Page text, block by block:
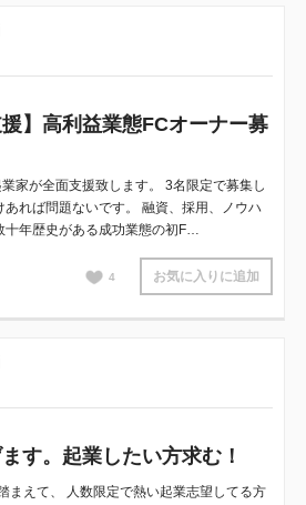
援】高利益業態FCオーナー募
家が全面支援致します。 3名限定で募集し
あれば問題ないです。 融資、採用、ノウハ
十年歴史がある成功業態の初F…
4 お気に入りに追加
す。起業したい方求む！
まえて、 人数限定で熱い起業志望してる方